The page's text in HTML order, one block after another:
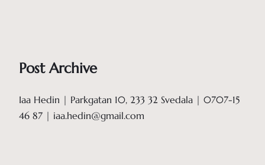
Post Archive
Iaa Hedin | Parkgatan 10, 233 32 Svedala | 0707-15
46 87 | iaa.hedin@gmail.com